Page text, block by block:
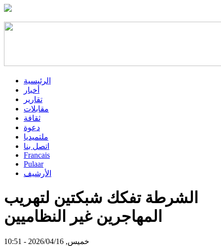
الرئيسية
أخبار
تقارير
مقابلات
ثقافة
دعوة
ملتميديا
اتصل بنا
Francais
Pulaar
الأرشيف
الشرطة تفكك شبكتين لتهريب
المهاجرين غير النظاميين
خميس, 2026/04/16 - 10:51